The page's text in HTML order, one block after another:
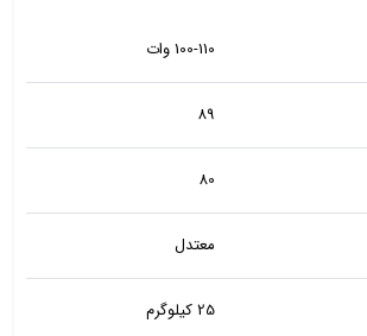
100-110 وات
89
80
معتدل
25 کیلوگرم